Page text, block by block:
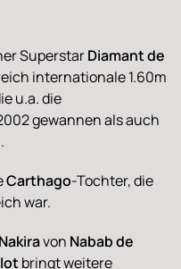
SuperstarDiamant de
internationale 1.60m
u.a. die
gewannen als auch
Carthago-Tochter, die
war.
Nakiravon Nabab de
bringt weitere